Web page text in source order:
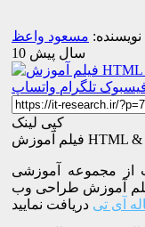
نویسنده: مسعود واعظ
10 سال پیش
تلگرام واتساپ
کپی لینک
آموزش طراحی وب
آی تی